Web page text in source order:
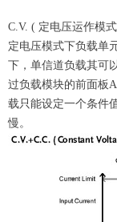
C.V. ( 定电压运作模
定电压模式下负载单
下，单信道负载其可
过负载模块的前面板
载只能设定一个条件
慢。